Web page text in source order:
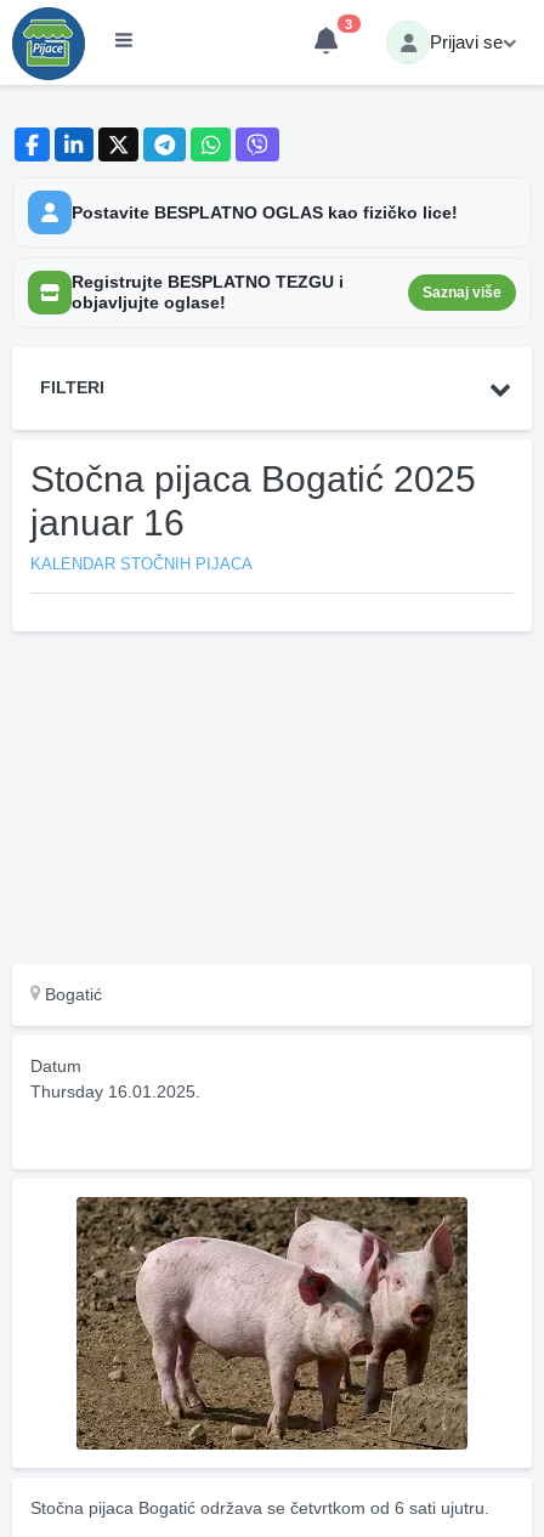
3
Prijavi se
Postavite BESPLATNO OGLAS kao fizičko lice!
Registrujte BESPLATNO TEZGU i
objavljujte oglase!
Saznaj više
FILTERI
Stočna pijaca Bogatić 2025
januar 16
KALENDAR STOČNIH PIJACA
Bogatić
Datum
Thursday 16.01.2025.
Stočna pijaca Bogatić održava se četvrtkom od 6 sati ujutru.